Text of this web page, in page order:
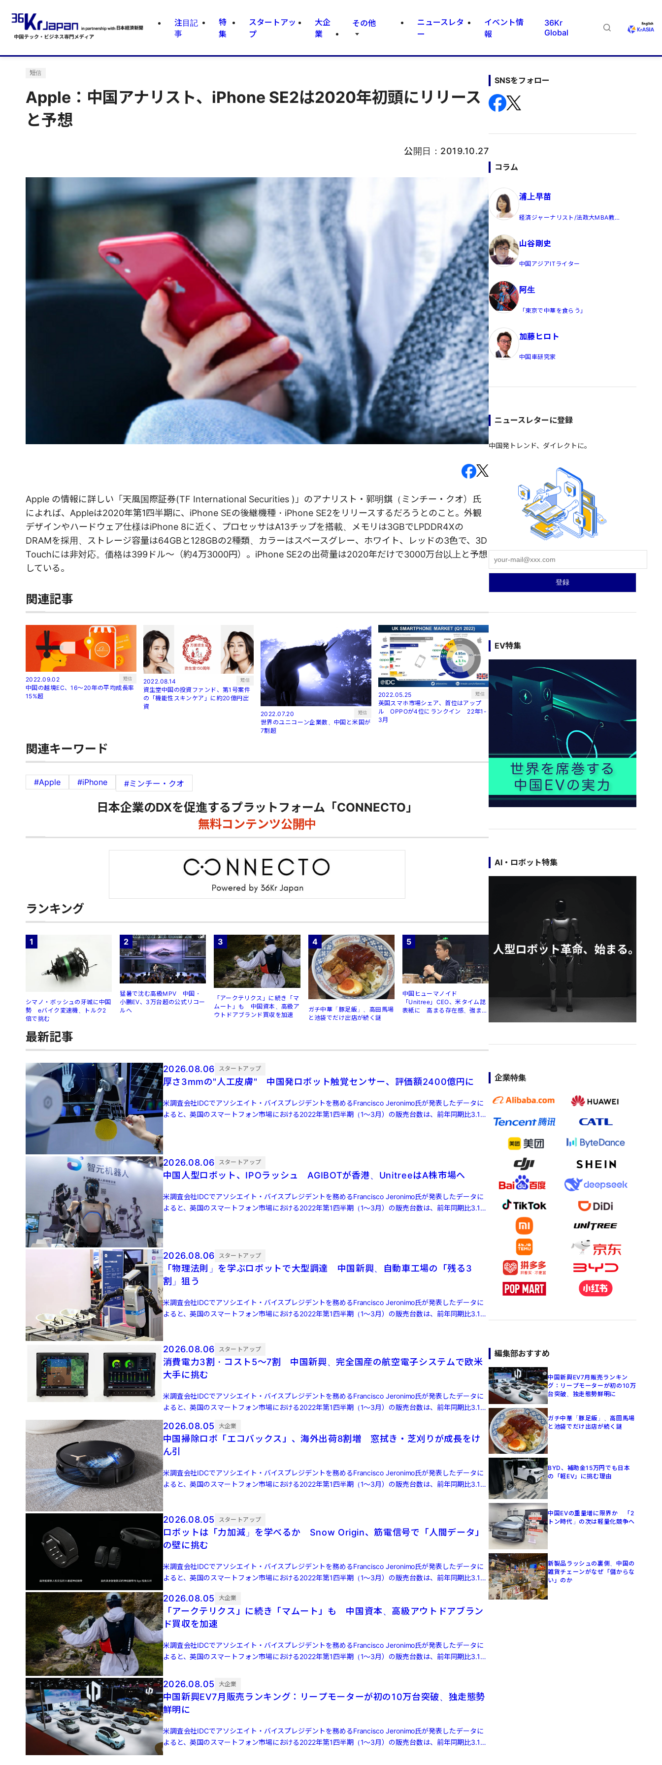
注目記
事
特
集
スタートアッ
プ
大企
業
その他
ニュースレタ
ー
イベント情
報
36Kr
Global
短信
Apple：中国アナリスト、iPhone SE2は2020年初頭にリリース
と予想
公開日： 2019.10.27
Apple の情報に詳しい「天風国際証券(TF International Securities )」のアナリスト・郭明錤（ミンチー・クオ）氏
によれば、Appleは2020年第1四半期に、iPhone SEの後継機種・iPhone SE2をリリースするだろうとのこと。外観
デザインやハードウェア仕様はiPhone 8に近く、プロセッサはA13チップを搭載、メモリは3GBでLPDDR4Xの
DRAMを採用、ストレージ容量は64GBと128GBの2種類、カラーはスペースグレー、ホワイト、レッドの3色で、3D
Touchには非対応。価格は399ドル～（約4万3000円）。iPhone SE2の出荷量は2020年だけで3000万台以上と予想
している。
関連記事
2022.09.02 短信
中国の越境EC、16～20年の平均成長率
15%超
2022.08.14 短信
資生堂中国の投資ファンド、第1号案件
の「機能性スキンケア」に約20億円出
資
2022.07.20
短信
世界のユニコーン企業数、中国と米国が
7割超
2022.05.25 短信
英国スマホ市場シェア、首位はアップ
ル OPPOが4位にランクイン 22年1-
3月
関連キーワード
#Apple #iPhone #ミンチー・クオ
日本企業のDXを促進するプラットフォーム「CONNECTO」
無料コンテンツ公開中
ランキング
1
シマノ・ボッシュの牙城に中国
勢 eバイク変速機、トルク2
倍で挑む
2
猛暑で沈む高級MPV 中国・
小鵬EV、3万台超の公式リコー
ルへ
3
「アークテリクス」に続き「マ
ムート」も 中国資本、高級ア
ウトドアブランド買収を加速
4
ガチ中華「豚足飯」、高田馬場
と池袋でだけ出店が続く謎
5
中国ヒューマノイド
「Unitree」CEO、米タイム誌
表紙に 高まる存在感、強まる
最新記事
2026.08.06 スタートアップ
厚さ3mmの"人工皮膚" 中国発ロボット触覚センサー、評価額2400億円に
米調査会社IDCでアソシエイト・バイスプレジデントを務めるFrancisco Jeronimo氏が発表したデータに
よると、英国のスマートフォン市場における2022年第1四半期（1～3月）の販売台数は、前年同期比3.1%
2026.08.06 スタートアップ
中国人型ロボット、IPOラッシュ AGIBOTが香港、UnitreeはA株市場へ
米調査会社IDCでアソシエイト・バイスプレジデントを務めるFrancisco Jeronimo氏が発表したデータに
よると、英国のスマートフォン市場における2022年第1四半期（1～3月）の販売台数は、前年同期比3.1%
増 […]
2026.08.06 スタートアップ
「物理法則」を学ぶロボットで大型調達 中国新興、自動車工場の「残る3
割」狙う
米調査会社IDCでアソシエイト・バイスプレジデントを務めるFrancisco Jeronimo氏が発表したデータに
よると、英国のスマートフォン市場における2022年第1四半期（1～3月）の販売台数は、前年同期比3.1%
2026.08.06 スタートアップ
消費電力3割・コスト5〜7割 中国新興、完全国産の航空電子システムで欧米
大手に挑む
米調査会社IDCでアソシエイト・バイスプレジデントを務めるFrancisco Jeronimo氏が発表したデータに
よると、英国のスマートフォン市場における2022年第1四半期（1～3月）の販売台数は、前年同期比3.1%
増 […]
2026.08.05 大企業
中国掃除ロボ「エコバックス」、海外出荷8割増 窓拭き・芝刈りが成長をけ
ん引
米調査会社IDCでアソシエイト・バイスプレジデントを務めるFrancisco Jeronimo氏が発表したデータに
よると、英国のスマートフォン市場における2022年第1四半期（1～3月）の販売台数は、前年同期比3.1%
増 […]
2026.08.05 スタートアップ
ロボットは「力加減」を学べるか Snow Origin、筋電信号で「人間データ」
の壁に挑む
米調査会社IDCでアソシエイト・バイスプレジデントを務めるFrancisco Jeronimo氏が発表したデータに
よると、英国のスマートフォン市場における2022年第1四半期（1～3月）の販売台数は、前年同期比3.1%
増 […]
2026.08.05 大企業
「アークテリクス」に続き「マムート」も 中国資本、高級アウトドアブラン
ド買収を加速
米調査会社IDCでアソシエイト・バイスプレジデントを務めるFrancisco Jeronimo氏が発表したデータに
よると、英国のスマートフォン市場における2022年第1四半期（1～3月）の販売台数は、前年同期比3.1%
増 […]
2026.08.05 大企業
中国新興EV7月販売ランキング：リープモーターが初の10万台突破、独走態勢
鮮明に
米調査会社IDCでアソシエイト・バイスプレジデントを務めるFrancisco Jeronimo氏が発表したデータに
よると、英国のスマートフォン市場における2022年第1四半期（1～3月）の販売台数は、前年同期比3.1%
増 […]
SNSをフォロー
コラム
浦上早苗
経済ジャーナリスト/法政大MBA教
山谷剛史
中国アジアITライター
阿生
「東京で中華を食らう」
加藤ヒロト
中国車研究家
ニュースレターに登録
中国発トレンド、ダイレクトに。
EV特集
AI・ロボット特集
企業特集
編集部おすすめ
中国新興EV7月販売ランキン
グ：リープモーターが初の10万
台突破、独走態勢鮮明に
ガチ中華「豚足飯」、高田馬場
と池袋でだけ出店が続く謎
BYD、補助金15万円でも日本
の「軽EV」に挑む理由
中国EVの重量増に限界か 「2
トン時代」の次は軽量化競争へ
新製品ラッシュの裏側、中国の
雑貨チェーンがなぜ「儲からな
い」のか